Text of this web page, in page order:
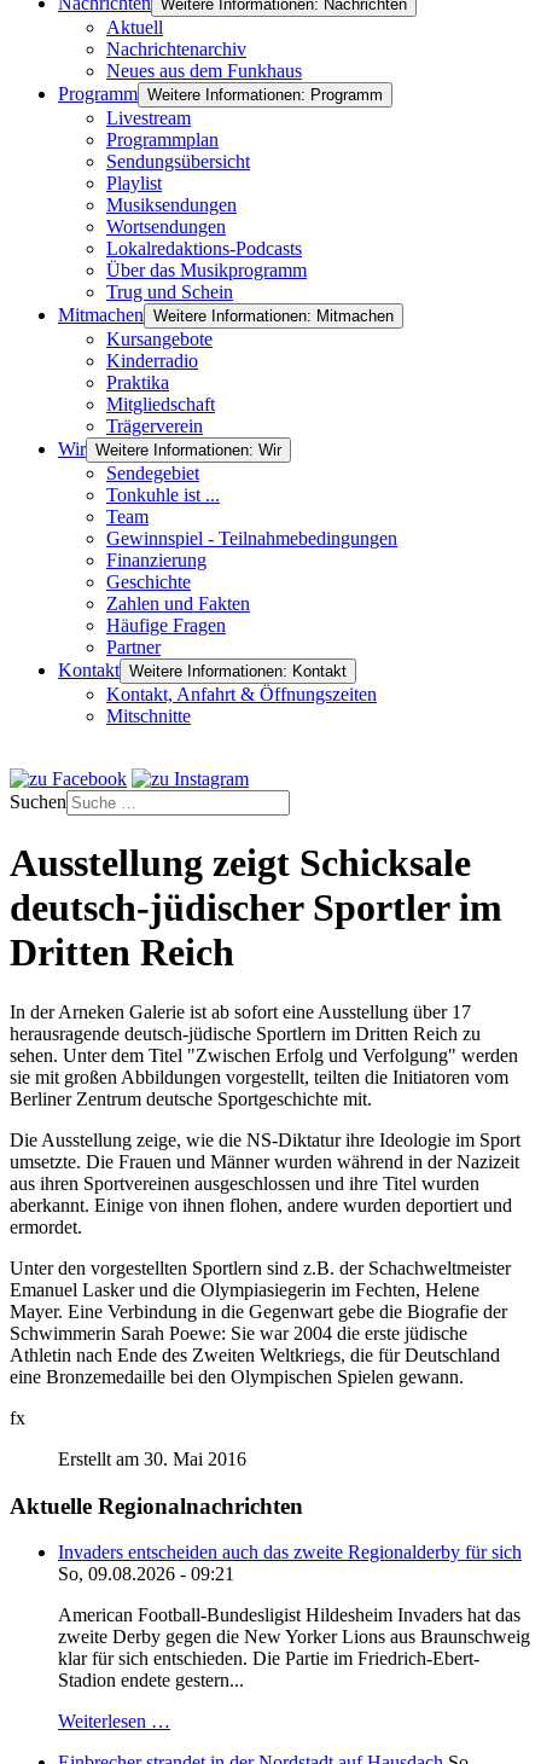
Weitere Informationen: Nachrichten
Aktuell
Nachrichtenarchiv
Neues aus dem Funkhaus
Programm Weitere Informationen: Programm
Livestream
Programmplan
Sendungsübersicht
Playlist
Musiksendungen
Wortsendungen
Lokalredaktions-Podcasts
Über das Musikprogramm
Trug und Schein
Mitmachen Weitere Informationen: Mitmachen
Kursangebote
Kinderradio
Praktika
Mitgliedschaft
Trägerverein
Wir Weitere Informationen: Wir
Sendegebiet
Tonkuhle ist ...
Team
Gewinnspiel - Teilnahmebedingungen
Finanzierung
Geschichte
Zahlen und Fakten
Häufige Fragen
Partner
Kontakt Weitere Informationen: Kontakt
Kontakt, Anfahrt & Öffnungszeiten
Mitschnitte
Suchen
Ausstellung zeigt Schicksale
deutsch-jüdischer Sportler im
Dritten Reich
In der Arneken Galerie ist ab sofort eine Ausstellung über 17
herausragende deutsch-jüdische Sportlern im Dritten Reich zu
sehen. Unter dem Titel "Zwischen Erfolg und Verfolgung" werden
sie mit großen Abbildungen vorgestellt, teilten die Initiatoren vom
Berliner Zentrum deutsche Sportgeschichte mit.
Die Ausstellung zeige, wie die NS-Diktatur ihre Ideologie im Sport
umsetzte. Die Frauen und Männer wurden während in der Nazizeit
aus ihren Sportvereinen ausgeschlossen und ihre Titel wurden
aberkannt. Einige von ihnen flohen, andere wurden deportiert und
ermordet.
Unter den vorgestellten Sportlern sind z.B. der Schachweltmeister
Emanuel Lasker und die Olympiasiegerin im Fechten, Helene
Mayer. Eine Verbindung in die Gegenwart gebe die Biografie der
Schwimmerin Sarah Poewe: Sie war 2004 die erste jüdische
Athletin nach Ende des Zweiten Weltkriegs, die für Deutschland
eine Bronzemedaille bei den Olympischen Spielen gewann.
fx
Erstellt am 30. Mai 2016
Aktuelle Regionalnachrichten
Invaders entscheiden auch das zweite Regionalderby für sich
So, 09.08.2026 - 09:21
American Football-Bundesligist Hildesheim Invaders hat das
zweite Derby gegen die New Yorker Lions aus Braunschweig
klar für sich entschieden. Die Partie im Friedrich-Ebert-
Stadion endete gestern...
Weiterlesen …